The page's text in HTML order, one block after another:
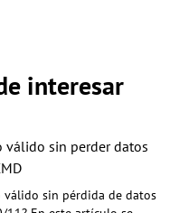
interesar
válido sin perder datos
válido sin pérdida de datos